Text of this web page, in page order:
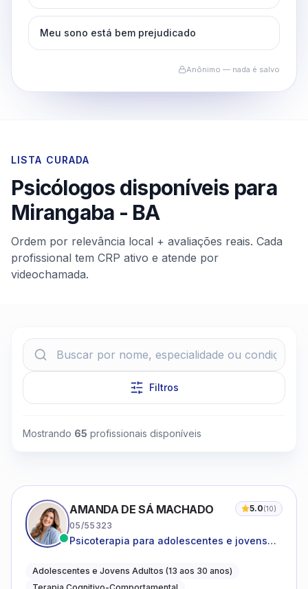
Meu sono está bem prejudicado
Anônimo — nada é salvo
LISTA CURADA
Psicólogos disponíveis para
Mirangaba - BA
Ordem por relevância local + avaliações reais. Cada
profissional tem CRP ativo e atende por
videochamada.
Filtros
Mostrando 65 profissionais disponíveis
AMANDA DE SÁ MACHADO 5.0(10)
05/55323
Psicoterapia para adolescentes e jovens
autoestima, relações e orientação
profissional
Adolescentes e Jovens Adultos (13 aos 30 anos)